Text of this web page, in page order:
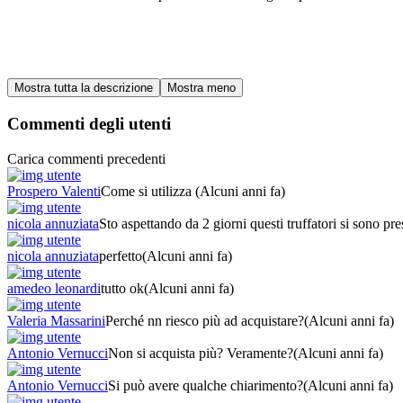
Commenti degli utenti
Carica commenti precedenti
Prospero ValentiCome si utilizza (Alcuni anni fa)
nicola annuziataSto aspettando da 2 giorni questi truffatori si sono
nicola annuziataperfetto(Alcuni anni fa)
amedeo leonarditutto ok(Alcuni anni fa)
Valeria MassariniPerché nn riesco più ad acquistare?(Alcuni anni fa)
Antonio VernucciNon si acquista più? Veramente?(Alcuni anni fa)
Antonio VernucciSi può avere qualche chiarimento?(Alcuni anni fa)